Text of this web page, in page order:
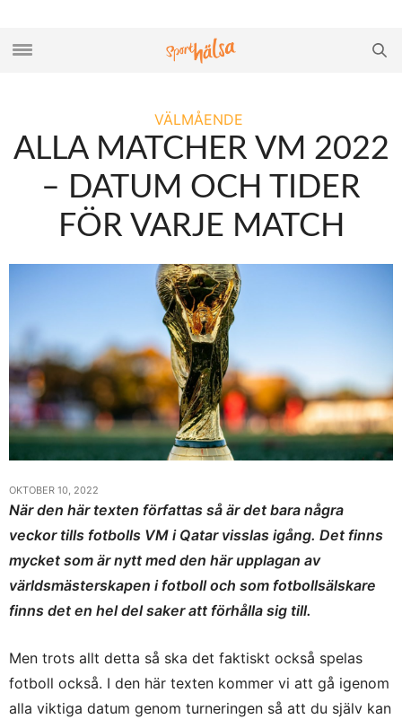
VÄLMÅENDE
ALLA MATCHER VM 2022
– DATUM OCH TIDER
FÖR VARJE MATCH
OKTOBER 10, 2022
När den här texten författas så är det bara några
veckor tills fotbolls VM i Qatar visslas igång. Det finns
mycket som är nytt med den här upplagan av
världsmästerskapen i fotboll och som fotbollsälskare
finns det en hel del saker att förhålla sig till.
Men trots allt detta så ska det faktiskt också spelas
fotboll också. I den här texten kommer vi att gå igenom
alla viktiga datum genom turneringen så att du själv kan